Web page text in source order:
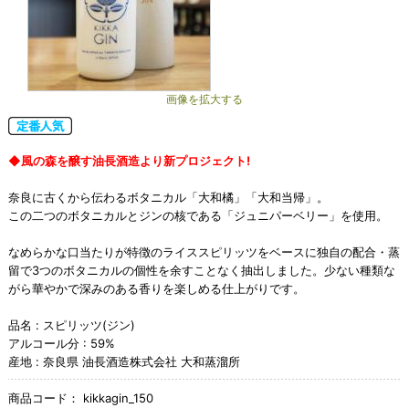
画像を拡大する
◆風の森を醸す油長酒造より新プロジェクト!
奈良に古くから伝わるボタニカル「大和橘」「大和当帰」。
この二つのボタニカルとジンの核である「ジュニパーベリー」を使用。
なめらかな口当たりが特徴のライススピリッツをベースに独自の配合・蒸
留で3つのボタニカルの個性を余すことなく抽出しました。少ない種類な
がら華やかで深みのある香りを楽しめる仕上がりです。
品名 : スピリッツ(ジン)
アルコール分 : 59%
産地 : 奈良県 油長酒造株式会社 大和蒸溜所
商品コード：
kikkagin_150